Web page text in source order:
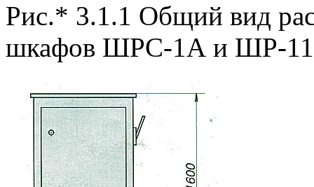
Рис.* 3.1.1 Общий вид
шкафов ШРС-1А и ШР-